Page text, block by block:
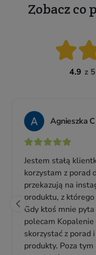
Zobacz co